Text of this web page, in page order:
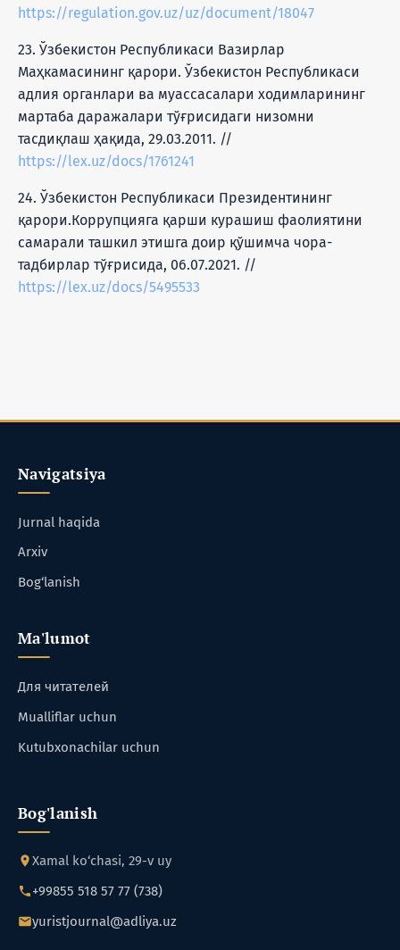
https://regulation.gov.uz/uz/document/18047
23. Ўзбекистон Республикаси Вазирлар
Маҳкамасининг қарори. Ўзбекистон Республикаси
адлия органлари ва муассасалари ходимларининг
мартаба даражалари тўғрисидаги низомни
тасдиқлаш ҳақида, 29.03.2011. //
https://lex.uz/docs/1761241
24. Ўзбекистон Республикаси Президентининг
қарори.Коррупцияга қарши курашиш фаолиятини
самарали ташкил этишга доир қўшимча чора-
тадбирлар тўғрисида, 06.07.2021. //
https://lex.uz/docs/5495533
Navigatsiya
Jurnal haqida
Arxiv
Bog‘lanish
Ma'lumot
Для читателей
Mualliflar uchun
Kutubxonachilar uchun
Bog'lanish
Xamal ko‘chasi, 29-v uy
+99855 518 57 77 (738)
yuristjournal@adliya.uz